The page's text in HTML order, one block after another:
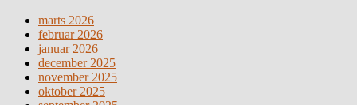
marts 2026
februar 2026
januar 2026
december 2025
november 2025
oktober 2025